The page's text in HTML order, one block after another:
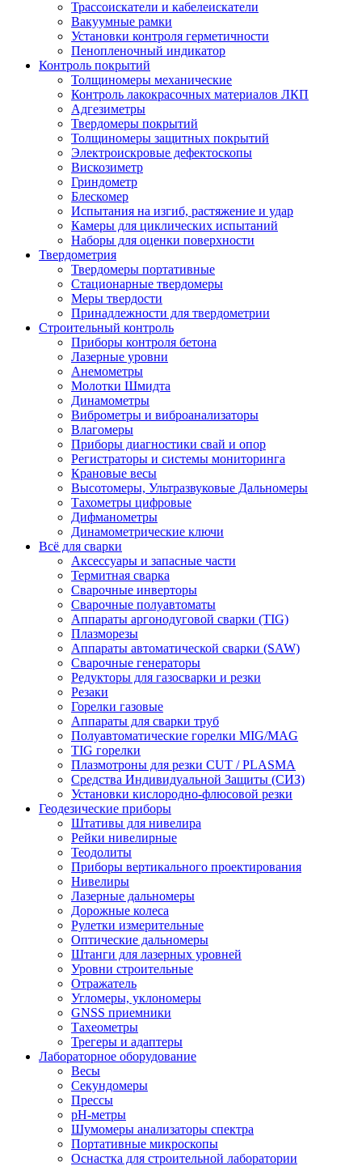
Трассоискатели и кабелеискатели
Вакуумные рамки
Установки контроля герметичности
Пенопленочный индикатор
Контроль покрытий
Толщиномеры механические
Контроль лакокрасочных материалов ЛКП
Адгезиметры
Твердомеры покрытий
Толщиномеры защитных покрытий
Электроискровые дефектоскопы
Вискозиметр
Гриндометр
Блескомер
Испытания на изгиб, растяжение и удар
Камеры для циклических испытаний
Наборы для оценки поверхности
Твердометрия
Твердомеры портативные
Стационарные твердомеры
Меры твердости
Принадлежности для твердометрии
Строительный контроль
Приборы контроля бетона
Лазерные уровни
Анемометры
Молотки Шмидта
Динамометры
Виброметры и виброанализаторы
Влагомеры
Приборы диагностики свай и опор
Регистраторы и системы мониторинга
Крановые весы
Высотомеры, Ультразвуковые Дальномеры
Тахометры цифровые
Дифманометры
Динамометрические ключи
Всё для сварки
Аксессуары и запасные части
Термитная сварка
Сварочные инверторы
Сварочные полуавтоматы
Аппараты аргонодуговой сварки (TIG)
Плазморезы
Аппараты автоматической сварки (SAW)
Сварочные генераторы
Редукторы для газосварки и резки
Резаки
Горелки газовые
Аппараты для сварки труб
Полуавтоматические горелки MIG/MAG
TIG горелки
Плазмотроны для резки CUT / PLASMA
Средства Индивидуальной Защиты (СИЗ)
Установки кислородно-флюсовой резки
Геодезические приборы
Штативы для нивелира
Рейки нивелирные
Теодолиты
Приборы вертикального проектирования
Нивелиры
Лазерные дальномеры
Дорожные колеса
Рулетки измерительные
Оптические дальномеры
Штанги для лазерных уровней
Уровни строительные
Отражатель
Угломеры, уклономеры
GNSS приемники
Тахеометры
Трегеры и адаптеры
Лабораторное оборудование
Весы
Секундомеры
Прессы
pH-метры
Шумомеры анализаторы спектра
Портативные микроскопы
Оснастка для строительной лаборатории